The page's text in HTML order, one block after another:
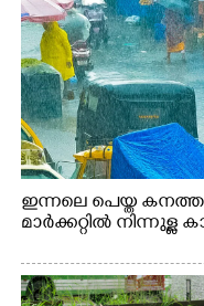
ഇന്നലെ പെയ്ത
മാർക്കറ്റിൽ നിന്നുള്ള